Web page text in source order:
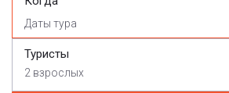
Туристы
2 взрослых